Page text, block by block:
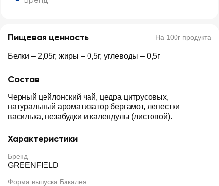
Пищевая ценность На 100г продукта
Белки – 2,05г, жиры – 0,5г, углеводы – 0,5г
Состав
Черный цейлонский чай, цедра цитрусовых,
натуральный ароматизатор бергамот, лепестки
василька, незабудки и календулы (листовой).
Характеристики
Бренд
GREENFIELD
Форма выпуска Бакалея